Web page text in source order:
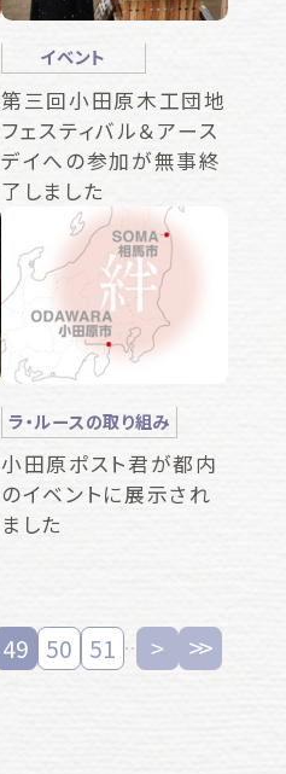
イベント
第三回小田原木工団地
フェスティバル＆アース
デイへの参加が無事終
了しました
ラ・ルースの取り組み
小田原ポスト君が都内
のイベントに展示され
ました
49 50 51